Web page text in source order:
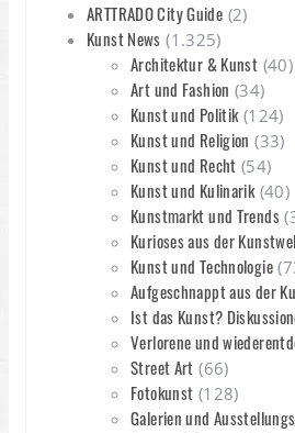
ARTTRADO City Guide (2)
Kunst News (1.325)
Architektur & Kunst (40)
Art und Fashion (34)
Kunst und Politik(124)
Kunst und Religion (33)
Kunst und Recht (54)
Kunst und Kulinarik(40)
Kunstmarkt und Trends
Kurioses aus der
Kunst und Technologie
Aufgeschnappt aus der
Ist das Kunst?
Verlorene und
Street Art (66)
Fotokunst (128)
Galerien und